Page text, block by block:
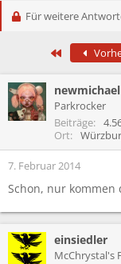
t
r
t
l
l
a
m
Für weitere
Erste
newmichael
Parkrocker
Beiträge
Ort
7. Februar 2014
Schon, nur kommen
einsiedler
McChrystal's